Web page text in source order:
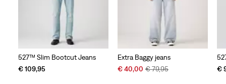
527™ Slim Bootcut Jeans
€ 109,95
Extra Baggy jeans
Sale
€ 40,00 Original
€ 79,95
€